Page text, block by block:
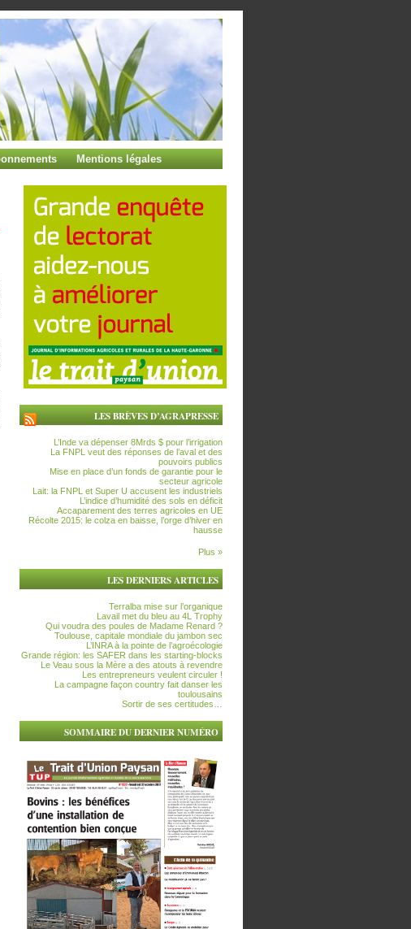
Mentions légales
LES BRÈVES D’AGRAPRESSE
L’Inde va dépenser 8Mrds $ pour l’irrigation
La FNPL veut des réponses de l’aval et des
pouvoirs publics
Mise en place d’un fonds de garantie pour le
secteur agricole
Lait: la FNPL et Super U accusent les industriels
L’indice d’humidité des sols en déficit
Accaparement des terres agricoles en UE
Récolte 2015: le colza en baisse, l’orge d’hiver en
hausse
Plus »
LES DERNIERS ARTICLES
Terralba mise sur l’organique
Lavail met du bleu au 4L Trophy
Qui voudra des poules de Madame Renard ?
Toulouse, capitale mondiale du jambon sec
L’INRA à la pointe de l’agroécologie
Grande région: les SAFER dans les starting-blocks
Le Veau sous la Mère a des atouts à revendre
Les entrepreneurs veulent circuler !
La campagne façon country fait danser les
toulousains
Sortir de ses certitudes…
SOMMAIRE DU DERNIER NUMÉRO